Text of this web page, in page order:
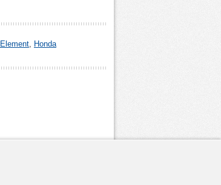
Honda